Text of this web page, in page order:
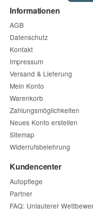
(* = Pflichtfelder)
Informationen
AGB
Datenschutz
Kontakt
Impressum
Versand & Lieferung
Mein Konto
Warenkorb
Zahlungsmöglichkeiten
Neues Konto erstellen
Sitemap
Widerrufsbelehrung
Kundencenter
Autopflege
Partner
FAQ: Unlauterer